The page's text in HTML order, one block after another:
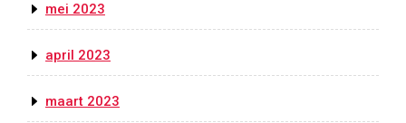
mei 2023
april 2023
maart 2023